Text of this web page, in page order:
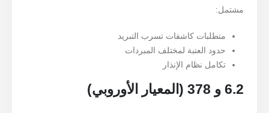
مشتمل:
متطلبات كاشفات تسرب التبريد
حدود العتبة لمختلف المبردات
تكامل نظام الإنذار
6.2 و 378 (المعيار الأوروبي)